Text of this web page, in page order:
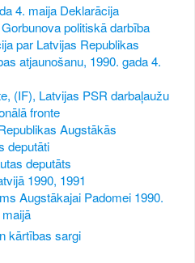
4. maija Deklarācija
politiskā darbība
par Latvijas Republikas
atjaunošanu, 1990. gada 4.
(IF), Latvijas PSR darbaļaužu
fronte
Augstākās
deputāti
deputāts
1990, 1991
Augstākajai Padomei 1990.
kārtības sargi